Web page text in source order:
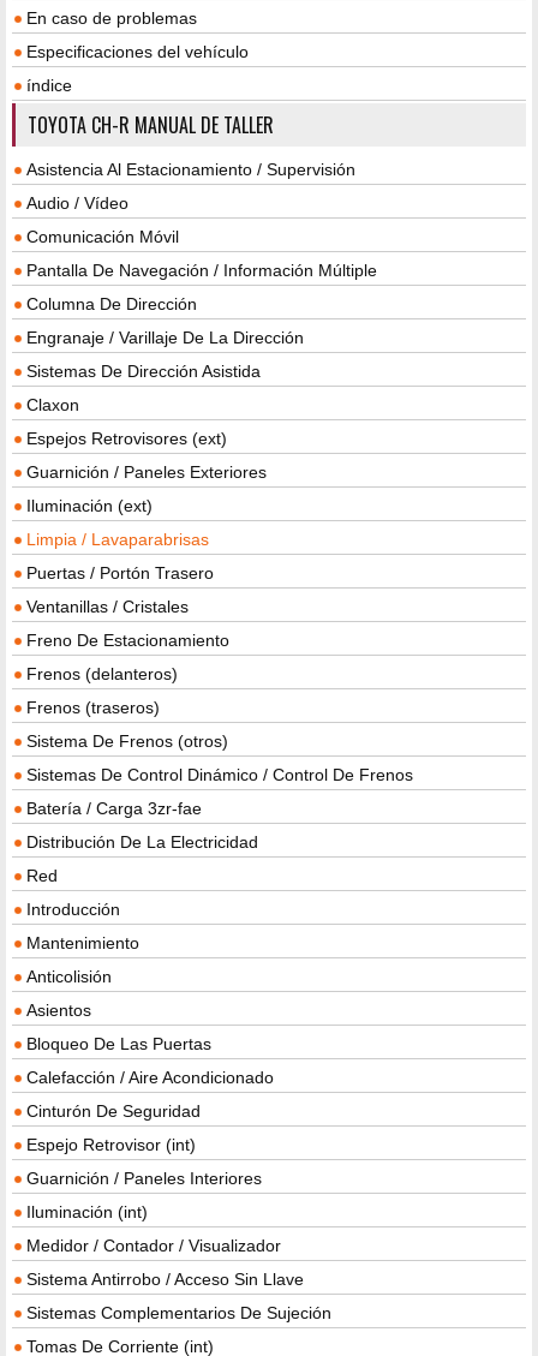
En caso de problemas
Especificaciones del vehículo
índice
TOYOTA CH-R MANUAL DE TALLER
Asistencia Al Estacionamiento / Supervisión
Audio / Vídeo
Comunicación Móvil
Pantalla De Navegación / Información Múltiple
Columna De Dirección
Engranaje / Varillaje De La Dirección
Sistemas De Dirección Asistida
Claxon
Espejos Retrovisores (ext)
Guarnición / Paneles Exteriores
Iluminación (ext)
Limpia / Lavaparabrisas
Puertas / Portón Trasero
Ventanillas / Cristales
Freno De Estacionamiento
Frenos (delanteros)
Frenos (traseros)
Sistema De Frenos (otros)
Sistemas De Control Dinámico / Control De Frenos
Batería / Carga 3zr-fae
Distribución De La Electricidad
Red
Introducción
Mantenimiento
Anticolisión
Asientos
Bloqueo De Las Puertas
Calefacción / Aire Acondicionado
Cinturón De Seguridad
Espejo Retrovisor (int)
Guarnición / Paneles Interiores
Iluminación (int)
Medidor / Contador / Visualizador
Sistema Antirrobo / Acceso Sin Llave
Sistemas Complementarios De Sujeción
Tomas De Corriente (int)